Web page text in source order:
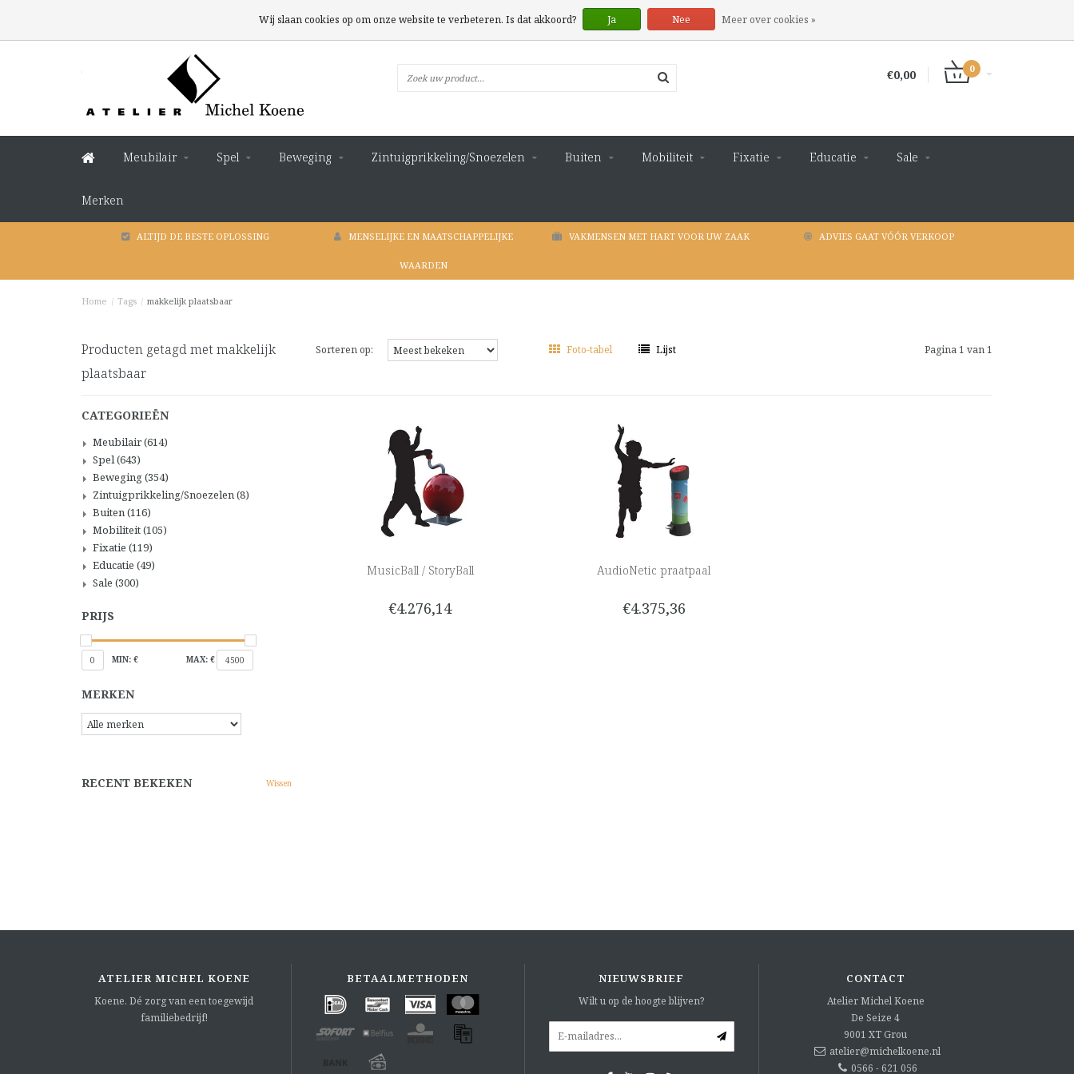
€0,00 0
Meubilair Spel Beweging Zintuigprikkeling/Snoezelen Buiten Mobiliteit Fixatie Educatie Sale
Merken
ALTIJD DE BESTE OPLOSSING MENSELIJKE EN MAATSCHAPPELIJKE
WAARDEN
VAKMENSEN MET HART VOOR UW ZAAK ADVIES GAAT VÓÓR VERKOOP
Home / Tags / makkelijk plaatsbaar
Producten getagd met makkelijk
plaatsbaar
Sorteren op: Foto-tabel Lijst Pagina 1 van 1
CATEGORIEËN
Meubilair(614)
Spel(643)
Beweging(354)
Zintuigprikkeling/Snoezelen(8)
Buiten(116)
Mobiliteit(105)
Fixatie (119)
Educatie (49)
Sale (300)
PRIJS
0 MIN: € MAX: € 4500
MERKEN
RECENT BEKEKEN Wissen
MusicBall / StoryBall
€4.276,14
AudioNetic praatpaal
€4.375,36
ATELIER MICHEL KOENE
Koene. Dé zorg van een toegewijd
familiebedrijf!
BETAALMETHODEN NIEUWSBRIEF
Wilt u op de hoogte blijven?
CONTACT
Atelier Michel Koene
De Seize 4
9001 XT Grou
atelier@michelkoene.nl
0566 - 621 056
Wij slaan cookies op om onze website te verbeteren. Is dat akkoord? Ja Nee Meer over cookies »